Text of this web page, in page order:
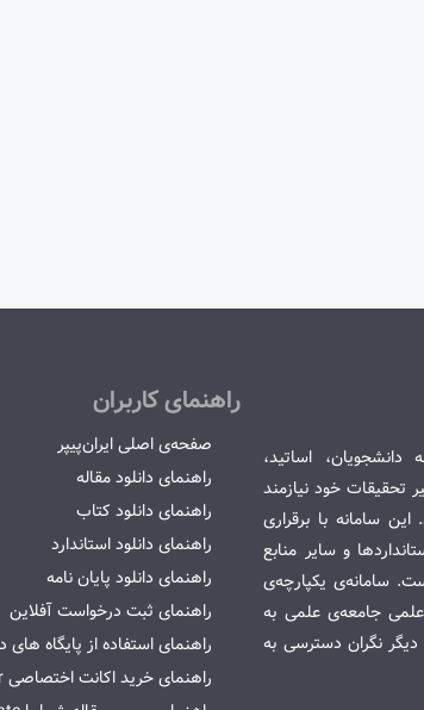
اساتید،
خود نیازمند
سامانه با برقراری
و سایر منابع
سامانه‌ی یکپارچه‌ی
علمی جامعه‌ی علمی به
دیگر نگران دسترسی به
راهنمای کاربران
صفحه‌ی اصلی ایران‌پیپر
راهنمای دانلود مقاله
راهنمای دانلود کتاب
راهنمای دانلود استاندارد
راهنمای دانلود پایان نامه
راهنمای ثبت درخواست آفلاین
راهنمای استفاده از پایگاه
راهنمای خرید اکانت اختصاصی SciFinder